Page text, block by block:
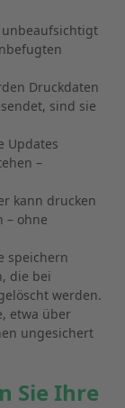
unbeaufsichtigt
Druckdaten
sind sie
Updates
–
kann drucken
– ohne
speichern
die bei
werden.
etwa über
ungesichert
Sie Ihre